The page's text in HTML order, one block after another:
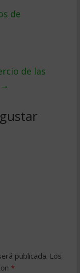
de
de las
→
publicada. Los
*